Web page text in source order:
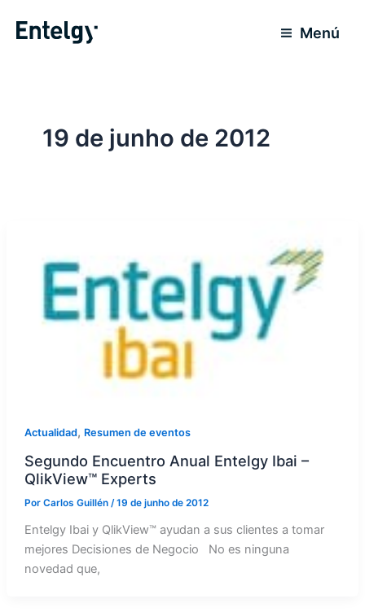
para
Menú
19 de junho de 2012
Actualidad, Resumen de eventos
Segundo Encuentro Anual Entelgy Ibai –
QlikView™ Experts
Por Carlos Guillén /19 de junho de 2012
Entelgy Ibai y QlikView™ ayudan a sus clientes a tomar
mejores Decisiones de Negocio No es ninguna
novedad que,